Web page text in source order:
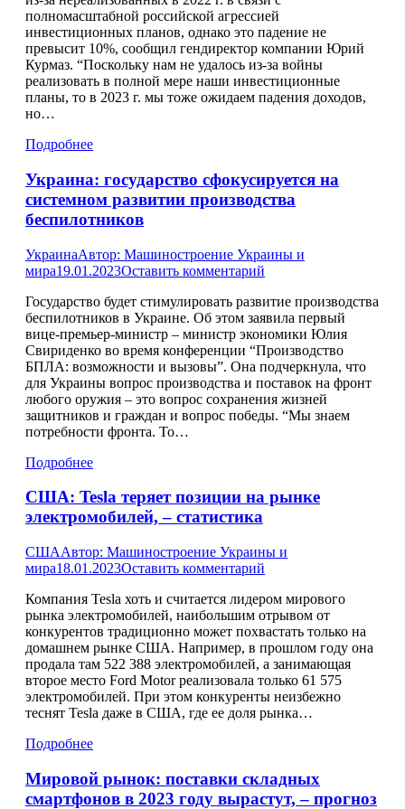
полномасштабной российской агрессией
инвестиционных планов, однако это падение не
превысит 10%, сообщил гендиректор компании Юрий
Курмаз. “Поскольку нам не удалось из-за войны
реализовать в полной мере наши инвестиционные
планы, то в 2023 г. мы тоже ожидаем падения доходов,
но…
Подробнее
Украина: государство сфокусируется на
системном развитии производства
беспилотников
УкраинаАвтор: Машиностроение Украины и
мира19.01.2023Оставить комментарий
Государство будет стимулировать развитие производства
беспилотников в Украине. Об этом заявила первый
вице-премьер-министр – министр экономики Юлия
Свириденко во время конференции “Производство
БПЛА: возможности и вызовы”. Она подчеркнула, что
для Украины вопрос производства и поставок на фронт
любого оружия – это вопрос сохранения жизней
защитников и граждан и вопрос победы. “Мы знаем
потребности фронта. То…
Подробнее
США: Tesla теряет позиции на рынке
электромобилей, – статистика
СШААвтор: Машиностроение Украины и
мира18.01.2023Оставить комментарий
Компания Tesla хоть и считается лидером мирового
рынка электромобилей, наибольшим отрывом от
конкурентов традиционно может похвастать только на
домашнем рынке США. Например, в прошлом году она
продала там 522 388 электромобилей, а занимающая
второе место Ford Motor реализовала только 61 575
электромобилей. При этом конкуренты неизбежно
теснят Tesla даже в США, где ее доля рынка…
Подробнее
Мировой рынок: поставки складных
смартфонов в 2023 году вырастут, – прогноз